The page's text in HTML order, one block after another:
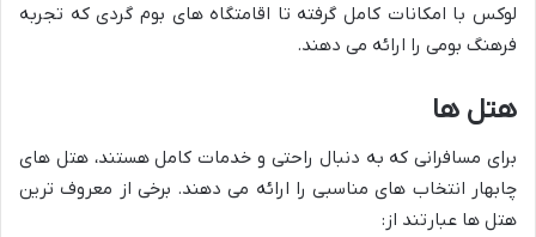
لوکس با امکانات کامل گرفته تا اقامتگاه های بوم گردی که تجربه
فرهنگ بومی را ارائه می دهند.
هتل ها
برای مسافرانی که به دنبال راحتی و خدمات کامل هستند، هتل های
چابهار انتخاب های مناسبی را ارائه می دهند. برخی از معروف ترین
هتل ها عبارتند از: